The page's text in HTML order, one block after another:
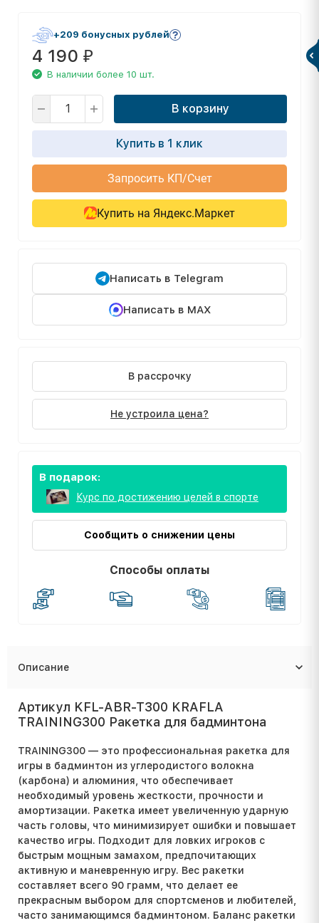
+209 бонусных рублей
4 190 ₽
В наличии более 10 шт.
В корзину
Купить в 1 клик
Запросить КП/Счет
Купить на Яндекс.Маркет
Написать в Telegram
Написать в MAX
В рассрочку
Не устроила цена?
В подарок:
Курс по достижению целей в спорте
Сообщить о снижении цены
Способы оплаты
Описание
Артикул KFL-ABR-T300 KRAFLA
TRAINING300 Ракетка для бадминтона
TRAINING300 — это профессиональная ракетка для
игры в бадминтон из углеродистого волокна
(карбона) и алюминия, что обеспечивает
необходимый уровень жесткости, прочности и
амортизации. Ракетка имеет увеличенную ударную
часть головы, что минимизирует ошибки и повышает
качество игры. Подходит для ловких игроков с
быстрым мощным замахом, предпочитающих
активную и маневренную игру. Вес ракетки
составляет всего 90 грамм, что делает ее
прекрасным выбором для спортсменов и любителей,
часто занимающимся бадминтоном. Баланс ракетки